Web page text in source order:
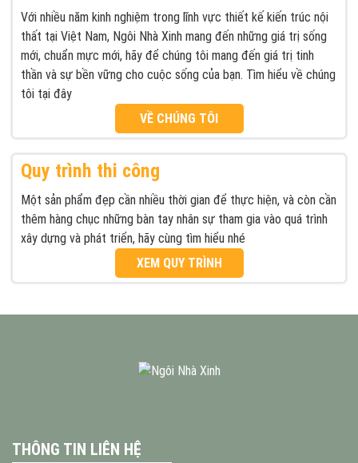
Với nhiều năm kinh nghiệm trong lĩnh vực thiết kế kiến trúc nội
thất tại Việt Nam, Ngôi Nhà Xinh mang đến những giá trị sống
mới, chuẩn mực mới, hãy để chúng tôi mang đến giá trị tinh
thần và sự bền vững cho cuộc sống của bạn. Tìm hiểu về chúng
tôi tại đây
VỀ CHÚNG TÔI
Quy trình thi công
Một sản phẩm đẹp cần nhiều thời gian để thực hiện, và còn cần
thêm hàng chục những bàn tay nhân sự tham gia vào quá trình
xây dựng và phát triển, hãy cùng tìm hiểu nhé
XEM QUY TRÌNH
THÔNG TIN LIÊN HỆ